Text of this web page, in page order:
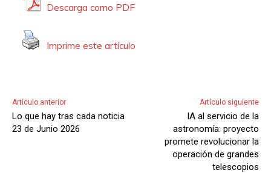
u
d
Descarga como PDF
Imprime este artículo
Artículo anterior
Lo que hay tras cada noticia
23 de Junio 2026
Artículo siguiente
IA al servicio de la
astronomía: proyecto
promete revolucionar la
operación de grandes
telescopios